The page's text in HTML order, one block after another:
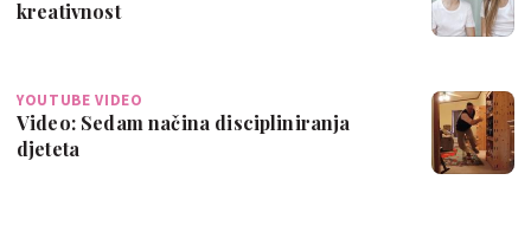
kreativnost
YOUTUBE VIDEO
Video: Sedam načina discipliniranja
djeteta